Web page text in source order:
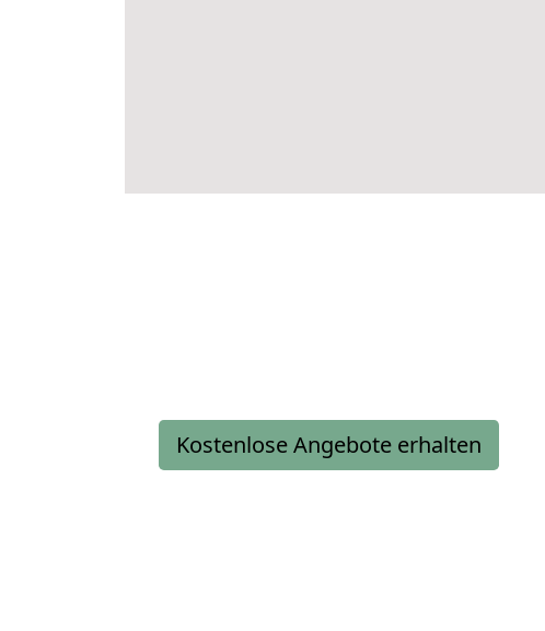
Kostenlose Angebote erhalten